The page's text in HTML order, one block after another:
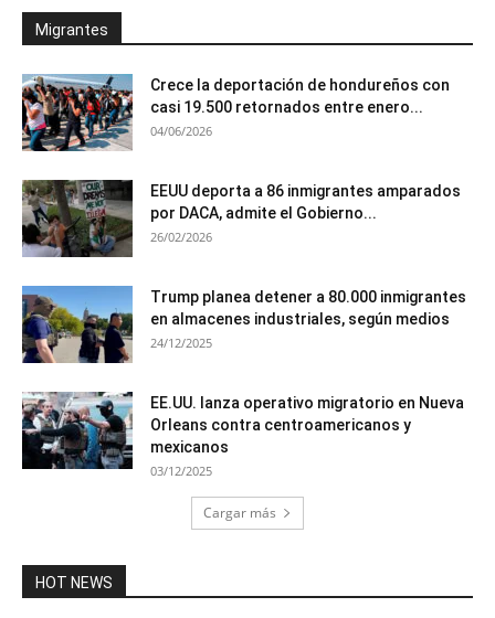
Migrantes
Crece la deportación de hondureños con
casi 19.500 retornados entre enero...
04/06/2026
EEUU deporta a 86 inmigrantes amparados
por DACA, admite el Gobierno...
26/02/2026
Trump planea detener a 80.000 inmigrantes
en almacenes industriales, según medios
24/12/2025
EE.UU. lanza operativo migratorio en Nueva
Orleans contra centroamericanos y
mexicanos
03/12/2025
Cargar más
HOT NEWS